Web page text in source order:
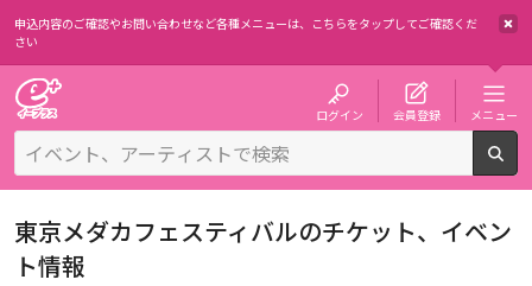
申込内容のご確認やお問い合わせなど各種メニューは、 こちらをタップしてご確認くだ
さい
ログイン 会員登録 メニュー
東京メダカフェスティバルのチケット、イベン
ト情報